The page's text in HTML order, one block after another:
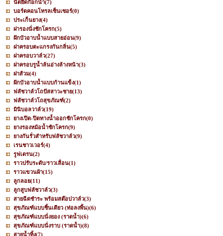
นัตยึดก๊อกน้ำ(7)
บอร์ดคอนโทรลเซ็นเซอร์(0)
ประเก็นยาง(4)
ฝารองนั่งชักโครก(5)
ฝักบัวอาบน้ำแบบสายอ่อน(9)
ฝาครอบตะแกรงกันกลิ่น(5)
ฝาครอบวาล์ว(27)
ฝาครอบรูน้ำล้นอ่างล้างหน้า(3)
ฝาส้วม(4)
ฝักบัวอาบน้ำแบบก้านแข็ง(1)
ฟลัชวาล์วโถปัสสาวะชาย(13)
ฟลัชวาล์วโถสุขภัณฑ์(2)
มินิบอลวาล์ว(19)
ยางเปิด-ปิดทางน้ำออกชักโครก(0)
ยางรองหม้อน้ำชักโครก(9)
ยางกันรั่วสำหรับฟลัชวาล์ว(9)
เรนชาวเวอร์(4)
รูฟเดรน(2)
ราวปรับระดับ/ราวเลื่อน(1)
ราวแขวนผ้า(15)
ลูกลอย(11)
ลูกสูบฟลัชวาล์ว(3)
สายฉีดชำระ พร้อมสต๊อปวาล์ว(3)
สุขภัณฑ์แบบชิ้นเดียว (ท่อลงพื้น)(6)
สุขภัณฑ์แบบนั่งยอง (ราดน้ำ)(6)
สุขภัณฑ์แบบนั่งราบ (ราดน้ำ)(8)
สายน้ำทิ้ง(7)